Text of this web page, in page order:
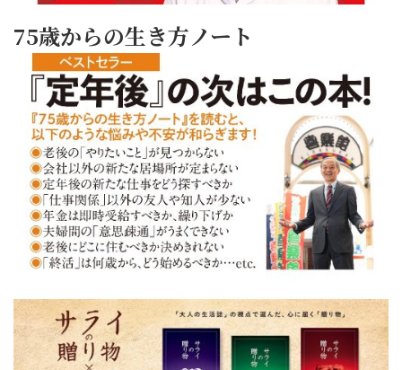
75歳からの生き方ノート